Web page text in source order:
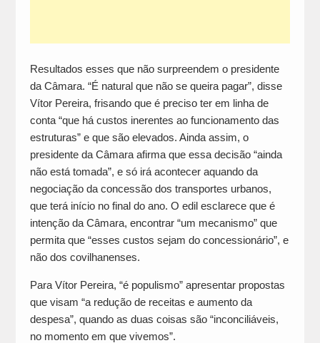
Resultados esses que não surpreendem o presidente
da Câmara. “É natural que não se queira pagar”, disse
Vítor Pereira, frisando que é preciso ter em linha de
conta “que há custos inerentes ao funcionamento das
estruturas” e que são elevados. Ainda assim, o
presidente da Câmara afirma que essa decisão “ainda
não está tomada”, e só irá acontecer aquando da
negociação da concessão dos transportes urbanos,
que terá início no final do ano. O edil esclarece que é
intenção da Câmara, encontrar “um mecanismo” que
permita que “esses custos sejam do concessionário”, e
não dos covilhanenses.
Para Vítor Pereira, “é populismo” apresentar propostas
que visam “a redução de receitas e aumento da
despesa”, quando as duas coisas são “inconciliáveis,
no momento em que vivemos”.